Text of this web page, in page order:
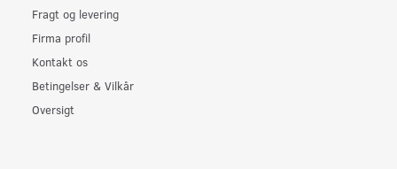
Fragt og levering
Firma profil
Kontakt os
Betingelser & Vilkår
Oversigt